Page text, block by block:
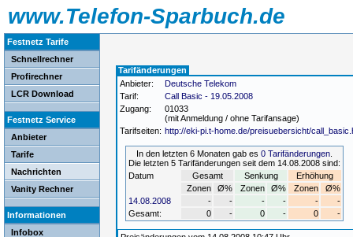
www.Telefon-Sparbuch.de
Festnetz Tarife
Schnellrechner
Profirechner
LCR Download
Festnetz Service
Anbieter
Tarife
Nachrichten
Vanity Rechner
Informationen
Infobox
Tarifänderungen
Anbieter:
Deutsche Telekom
Tarif:
Call Basic - 19.05.2008
Zugang:
01033
(mit Anmeldung / ohne Tarifansage)
Tarifseiten: http://eki-pi.t-home.de/preisuebersicht/
In den letzten 6 Monaten gab es 0 Tarifänderungen
Die letzten 5 Tarifänderungen seit dem 14.08.2008 sind:
Datum
Gesamt Senkung
Erhöhung
Zonen
Ø% Zonen Ø% Zonen
Ø%
14.08.2008
- - - - -
-
Gesamt:
0 - 0 - 0 -